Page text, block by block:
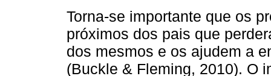
Torna-se importante que os
próximos dos pais que
dos mesmos e os ajudem a
(Buckle & Fleming, 2010). O